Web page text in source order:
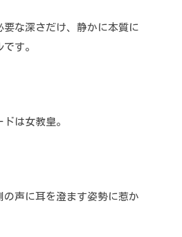
要な深さだけ、静かに本質に
す。
は女教皇。
の声に耳を澄ます姿勢に惹か